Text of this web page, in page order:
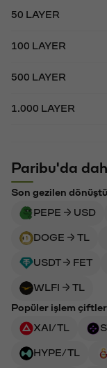
50 LAYER
100 LAYER
500 LAYER
1.000 LAYER
Paribu'da
Son gezilen
PEPE → USD
DOGE → TL
USDT → FET
WLFI → TL
Popüler işlem
XAI/TL
HYPE/TL